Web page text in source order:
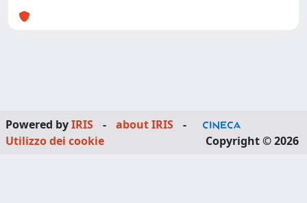
Powered byIRIS - about IRIS
-
Utilizzo dei cookie
Copyright © 2026